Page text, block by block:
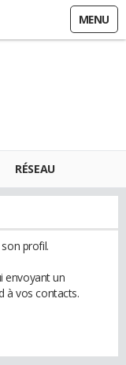
MENU
RÉSEAU
profil.
envoyant un
à vos contacts.